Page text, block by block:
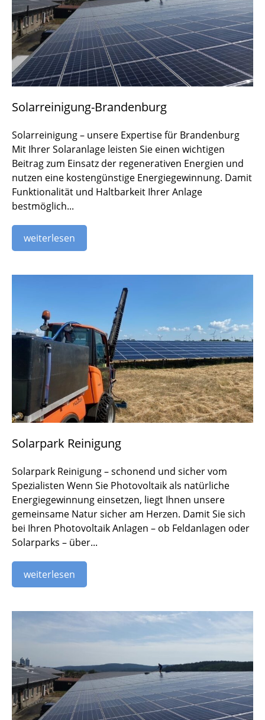
Solarreinigung-Brandenburg
Solarreinigung – unsere Expertise für Brandenburg
Mit Ihrer Solaranlage leisten Sie einen wichtigen
Beitrag zum Einsatz der regenerativen Energien und
nutzen eine kostengünstige Energiegewinnung. Damit
Funktionalität und Haltbarkeit Ihrer Anlage
bestmöglich...
weiterlesen
Solarpark Reinigung
Solarpark Reinigung – schonend und sicher vom
Spezialisten Wenn Sie Photovoltaik als natürliche
Energiegewinnung einsetzen, liegt Ihnen unsere
gemeinsame Natur sicher am Herzen. Damit Sie sich
bei Ihren Photovoltaik Anlagen – ob Feldanlagen oder
Solarparks – über...
weiterlesen